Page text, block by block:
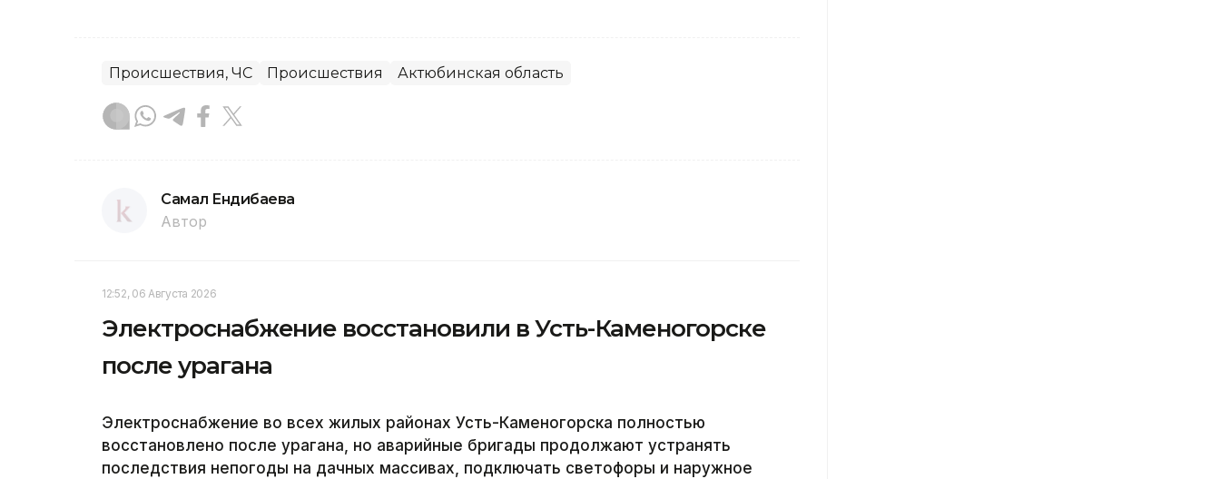
Происшествия, ЧС Происшествия Актюбинская область
Самал Ендибаева
Автор
12:52, 06 Августа 2026
Электроснабжение восстановили в Усть-Каменогорске
после урагана
Электроснабжение во всех жилых районах Усть-Каменогорска полностью
восстановлено после урагана, но аварийные бригады продолжают устранять
последствия непогоды на дачных массивах, подключать светофоры и наружное